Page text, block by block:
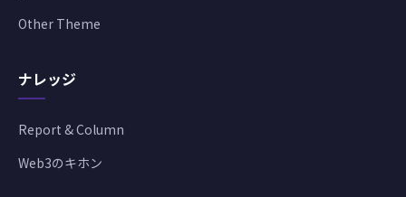
Other Theme
ナレッジ
Report & Column
Web3のキホン